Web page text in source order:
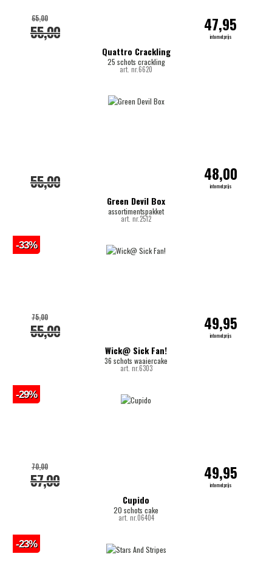
Quattro Crackling
25 schots crackling
art. nr.6620
55,00
65,00 47,95
internetprijs
Green Devil Box
assortimentspakket
art. nr.2512
55,00 48,00
internetprijs
Wick@ Sick Fan!
36 schots waaiercake
art. nr.6303
55,00
75,00 49,95
internetprijs
-33%
Cupido
20 schots cake
art. nr.06404
57,00
70,00 49,95
internetprijs
-29%
-23%